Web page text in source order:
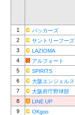
1 バッカーズ
2
サントリーフーズ
3
LAZIOMA
4
アルフォート
5
SPIRITS
6
大阪エンジェルス
7
大阪府庁野球部
8
LINE UP
9
OKgoo